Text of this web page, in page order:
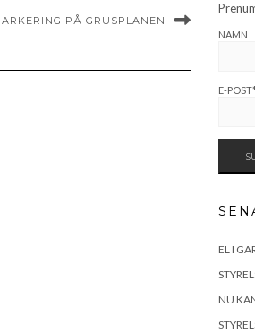
PÅ GRUSPLANEN
NAMN
E-POST*
EL I
NU